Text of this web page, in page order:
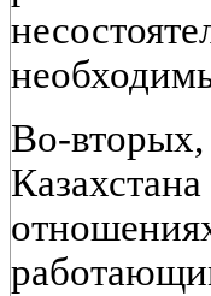
Во-вторых,